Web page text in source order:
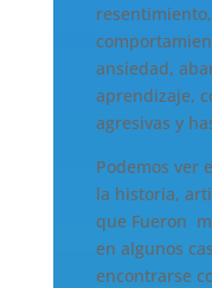
ansiedad,
aprendizaje,
agresivas y
Podemos ver
la historia,
que Fueron
en algunos
encontrarse